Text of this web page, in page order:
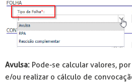
Avulsa: Pode-se calcular valores,
e/ou realizar o cálculo de